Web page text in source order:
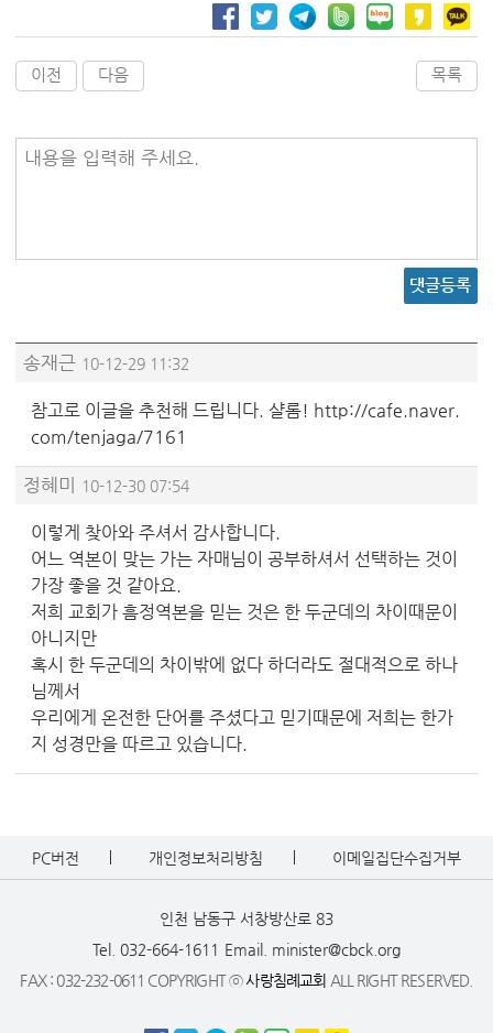
이전 다음 목록
내용을 입력해 주세요.
댓글등록
송재근 10-12-29 11:32
참고로 이글을 추천해 드립니다. 샬롬! http://cafe.naver.
com/tenjaga/7161
정혜미 10-12-30 07:54
이렇게 찾아와 주셔서 감사합니다.
어느 역본이 맞는 가는 자매님이 공부하셔서 선택하는 것이
가장 좋을 것 같아요.
저희 교회가 흠정역본을 믿는 것은 한 두군데의 차이때문이
아니지만
혹시 한 두군데의 차이밖에 없다 하더라도 절대적으로 하나
님께서
우리에게 온전한 단어를 주셨다고 믿기때문에 저희는 한가
지 성경만을 따르고 있습니다.
PC버전 개인정보처리방침 이메일집단수집거부
인천 남동구 서창방산로 83
Tel. 032-664-1611 Email. minister@cbck.org
FAX : 032-232-0611 COPYRIGHT ⓒ사랑침례교회 ALL RIGHT RESERVED.